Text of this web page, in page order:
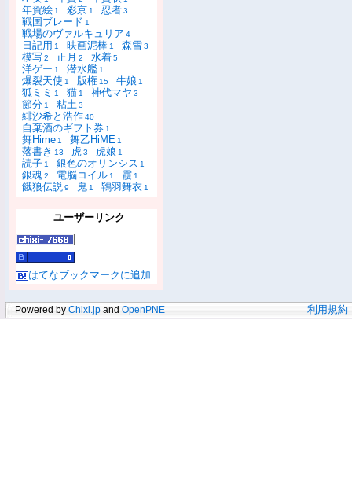
年賀絵 1 彩京 1 忍者3
戦国ブレード 1
戦場のヴァルキュリア 4
日記用 1 映画泥棒 1 森雪3
模写2 正月 2 水着5
洋ゲー 1 潜水艦 1
爆裂天使 1 版権 15 牛娘 1
狐ミミ 1 猫 1 神代マヤ 3
節分 1 粘土3
緋沙希と浩作40
自棄酒のギフト券 1
舞Hime 1 舞乙HiME 1
落書き 13 虎3 虎娘 1
読子 1 銀色のオリンシス 1
銀魂2 電脳コイル 1 霞 1
餓狼伝説9 鬼 1 鴇羽舞衣 1
ユーザーリンク
はてなブックマークに追加
Powered by Chixi.jp and OpenPNE 利用規約